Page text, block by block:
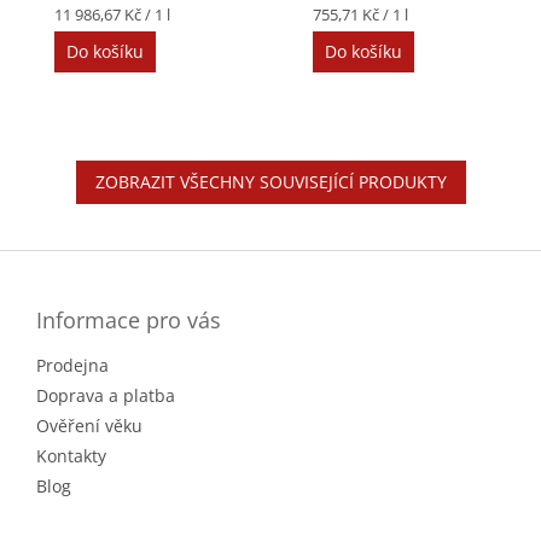
Měrná
cena:
11 986,67 Kč / 1 l
Do košíku
Měrná
cena:
755,71 Kč / 1 l
Do košíku
ZOBRAZIT VŠECHNY SOUVISEJÍCÍ PRODUKTY
Informace pro vás
Prodejna
Doprava a platba
Ověření věku
Kontakty
Blog